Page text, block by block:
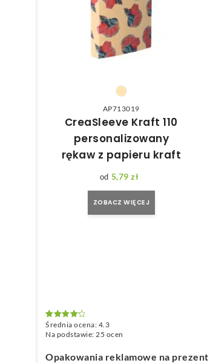
AP713019
CreaSleeve Kraft 110
personalizowany
rękaw z papieru kraft
5,79zł
ZOBACZ WIĘCEJ
Oceniono
4.3
na 5
Średnia ocena: 4.3
Na podstawie: 25 ocen
Opakowania reklamowe na prezent